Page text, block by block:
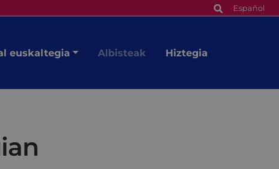
Español
euskaltegia Albisteak Hiztegia